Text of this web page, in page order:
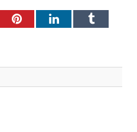
PinterestLinkedInTumblr